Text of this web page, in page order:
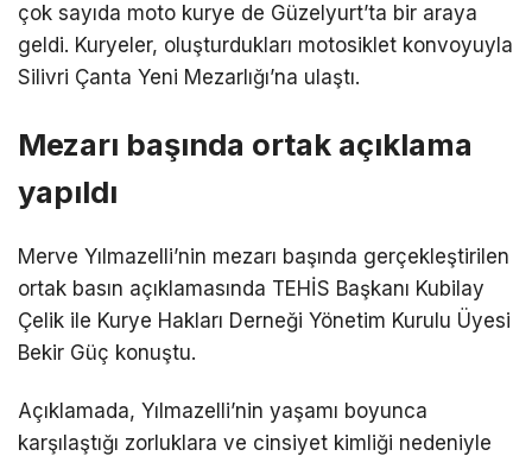
çok sayıda moto kurye de Güzelyurt’ta bir araya
geldi. Kuryeler, oluşturdukları motosiklet konvoyuyla
Silivri Çanta Yeni Mezarlığı’na ulaştı.
Mezarı başında ortak açıklama
yapıldı
Merve Yılmazelli’nin mezarı başında gerçekleştirilen
ortak basın açıklamasında TEHİS Başkanı Kubilay
Çelik ile Kurye Hakları Derneği Yönetim Kurulu Üyesi
Bekir Güç konuştu.
Açıklamada, Yılmazelli’nin yaşamı boyunca
karşılaştığı zorluklara ve cinsiyet kimliği nedeniyle